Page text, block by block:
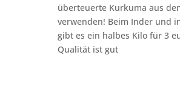
überteuerte Kurkuma aus
verwenden! Beim Inder und
gibt es ein halbes Kilo für 3
Qualität ist gut